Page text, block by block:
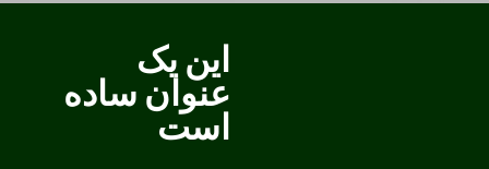
این یک
عنوان ساده
است